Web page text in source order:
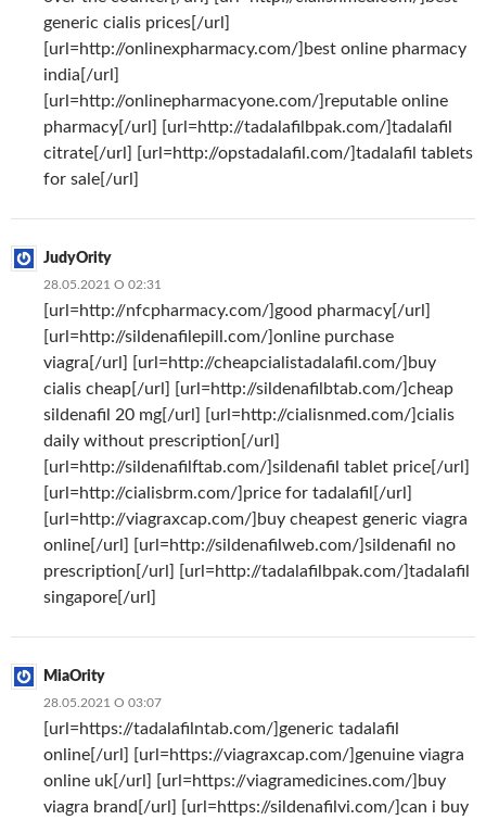
generic cialis prices[/url]
[url=http://onlinexpharmacy.com/]best online pharmacy
india[/url]
[url=http://onlinepharmacyone.com/]reputable online
pharmacy[/url] [url=http://tadalafilbpak.com/]tadalafil
citrate[/url] [url=http://opstadalafil.com/]tadalafil tablets
for sale[/url]
JudyOrity
28.05.2021 О 02:31
[url=http://nfcpharmacy.com/]good pharmacy[/url]
[url=http://sildenafilepill.com/]online purchase
viagra[/url] [url=http://cheapcialistadalafil.com/]buy
cialis cheap[/url] [url=http://sildenafilbtab.com/]cheap
sildenafil 20 mg[/url] [url=http://cialisnmed.com/]cialis
daily without prescription[/url]
[url=http://sildenafilftab.com/]sildenafil tablet price[/url]
[url=http://cialisbrm.com/]price for tadalafil[/url]
[url=http://viagraxcap.com/]buy cheapest generic viagra
online[/url] [url=http://sildenafilweb.com/]sildenafil no
prescription[/url] [url=http://tadalafilbpak.com/]tadalafil
singapore[/url]
MiaOrity
28.05.2021 О 03:07
[url=https://tadalafilntab.com/]generic tadalafil
online[/url] [url=https://viagraxcap.com/]genuine viagra
online uk[/url] [url=https://viagramedicines.com/]buy
viagra brand[/url] [url=https://sildenafilvi.com/]can i buy